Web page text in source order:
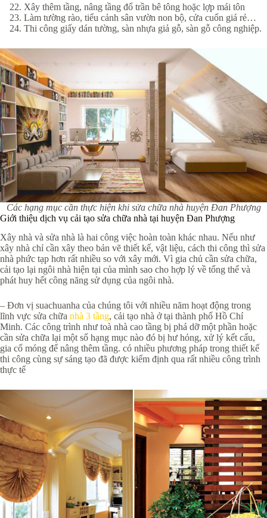
Xây thêm tầng, nâng tầng đổ trần bê tông hoặc lợp mái tôn
Làm tường rào, tiểu cảnh sân vườn non bộ, cửa cuốn giá rẻ…
Thi công giấy dán tường, sàn nhựa giả gỗ, sàn gỗ công nghiệp.
Các hạng mục cần thực hiện khi sửa chữa nhà huyện Đan Phượng
Giới thiệu dịch vụ cải tạo sửa chữa nhà tại huyện Đan Phượng
Xây nhà và sửa nhà là hai công việc hoàn toàn khác nhau. Nếu như
xây nhà chỉ cần xây theo bản vẽ thiết kế, vật liệu, cách thi công thì sửa
nhà phức tạp hơn rất nhiều so với xây mới. Vì gia chủ cần sửa chữa,
cải tạo lại ngôi nhà hiện tại của mình sao cho hợp lý về tổng thể và
phát huy hết công năng sử dụng của ngôi nhà.
– Đơn vị suachuanha của chúng tôi với nhiều năm hoạt động trong
lĩnh vực sửa chữa nhà 3 tầng, cải tạo nhà ở tại thành phố Hồ Chí
Minh. Các công trình như toà nhà cao tầng bị phá dỡ một phần hoặc
cần sửa chữa lại một số hạng mục nào đó bị hư hỏng, xử lý kết cấu,
gia cố móng để nâng thêm tầng. có nhiều phương pháp trong thiết kế
thi công cùng sự sáng tạo đã được kiểm định qua rất nhiều công trình
thực tế